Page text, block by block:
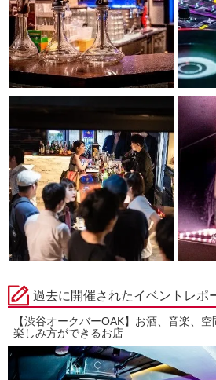
過去に開催されたイベントレポ
【渋谷オークバーOAK】お酒、音楽、
楽しみ方ができるお店